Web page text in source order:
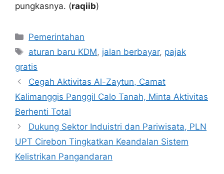
pungkasnya. (raqiib)
Kategori
Pemerintahan
Tag
aturan baru KDM, jalan berbayar, pajak
gratis
Cegah Aktivitas Al-Zaytun, Camat
Kalimanggis Panggil Calo Tanah, Minta Aktivitas
Berhenti Total
Dukung Sektor Induistri dan Pariwisata, PLN
UPT Cirebon Tingkatkan Keandalan Sistem
Kelistrikan Pangandaran